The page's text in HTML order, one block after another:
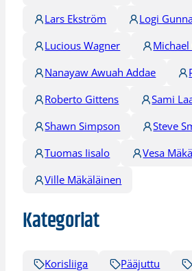
Lars Ekström
Logi
Lucious Wagner
Michael
Nanayaw Awuah Addae
Roberto Gittens
Sami
Shawn Simpson
Steve
Tuomas Iisalo
Vesa
Ville Mäkäläinen
Kategoriat
Korisliiga Pääjuttu